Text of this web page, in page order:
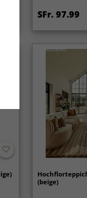
SFr. 97.99
(beige)